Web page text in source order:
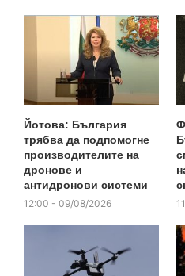
Йотова: България
трябва да подпомогне
производителите на
дронове и
антидронови системи
12:00 - 09/08/2026